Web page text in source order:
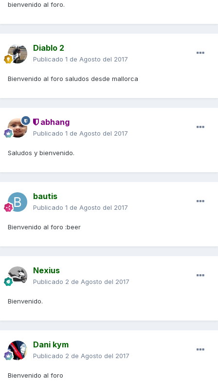
bienvenido al foro.
Diablo 2
Publicado 1 de Agosto del 2017
Bienvenido al foro saludos desde mallorca
abhang
Publicado 1 de Agosto del 2017
Saludos y bienvenido.
bautis
Publicado 1 de Agosto del 2017
Bienvenido al foro :beer
Nexius
Publicado 2 de Agosto del 2017
Bienvenido.
Dani kym
Publicado 2 de Agosto del 2017
Bienvenido al foro